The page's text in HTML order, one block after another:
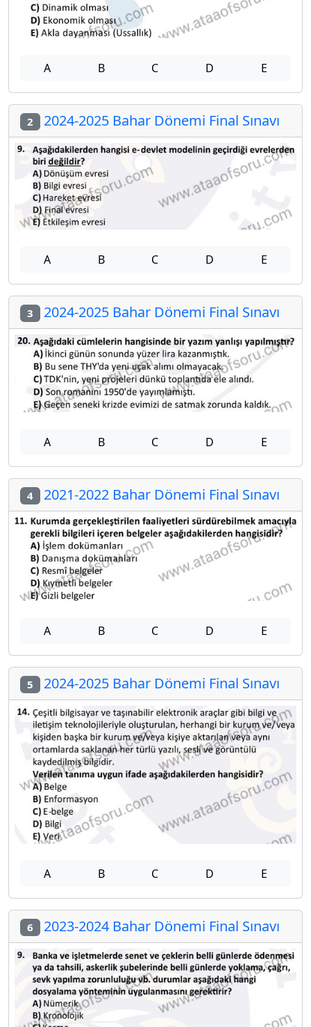
A B C D E
2 2024-2025 Bahar Dönemi Final Sınavı
A B C D E
3 2024-2025 Bahar Dönemi Final Sınavı
A B C D E
4 2021-2022 Bahar Dönemi Final Sınavı
A B C D E
5 2024-2025 Bahar Dönemi Final Sınavı
A B C D E
6 2023-2024 Bahar Dönemi Final Sınavı